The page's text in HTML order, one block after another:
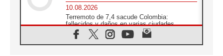
10.08.2026
Terremoto de 7,4 sacude Colombia:
fallecidos y daños en varias ciudades
10.08.2026
Ébola en RD Congo: Alarma de la UNICEF